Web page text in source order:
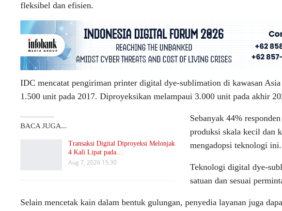
fleksibel dan efisien.
IDC mencatat pengiriman printer digital dye-sublimation di kawasan
1.500 unit pada 2017. Diproyeksikan melampaui 3.000 unit pada akhir
BACA JUGA...
Transaksi Digital Diproyeksi Melonjak
4 Kali Lipat pada…
Aug 7, 2026 15:30
Sebanyak 44%
produksi skala kecil dan
mengadopsi teknologi ini.
Teknologi digital dye-
satuan dan sesuai
Selain mencetak kain dalam bentuk gulungan, penyedia layanan juga